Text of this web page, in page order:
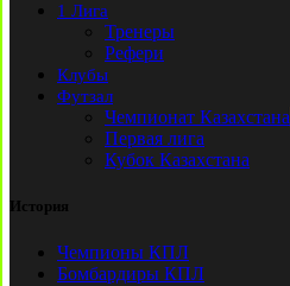
1 Лига
Тренеры
Рефери
Клубы
Футзал
Чемпионат Казахстана
Первая лига
Кубок Казахстана
История
Чемпионы КПЛ
Бомбардиры КПЛ